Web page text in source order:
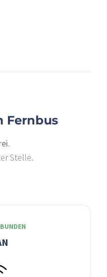
Fernbus
.
Stelle.